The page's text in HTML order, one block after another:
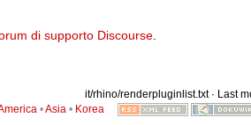
di supporto Discourse
it/rhino/renderpluginlist.txt· Last
•Asia • Korea